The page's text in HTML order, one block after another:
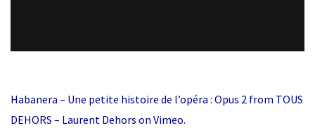
Habanera – Une petite histoire de l’opéra : Opus 2 from TOUS
DEHORS – Laurent Dehors on Vimeo.